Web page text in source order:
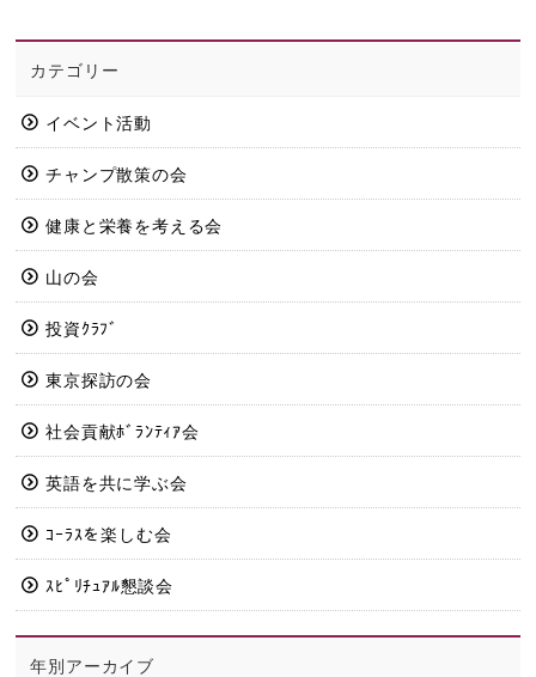
カテゴリー
イベント活動
チャンプ散策の会
健康と栄養を考える会
山の会
投資ｸﾗﾌﾞ
東京探訪の会
社会貢献ﾎﾞﾗﾝﾃｨｱ会
英語を共に学ぶ会
ｺｰﾗｽを楽しむ会
ｽﾋﾟﾘﾁｭｱﾙ懇談会
年別アーカイブ